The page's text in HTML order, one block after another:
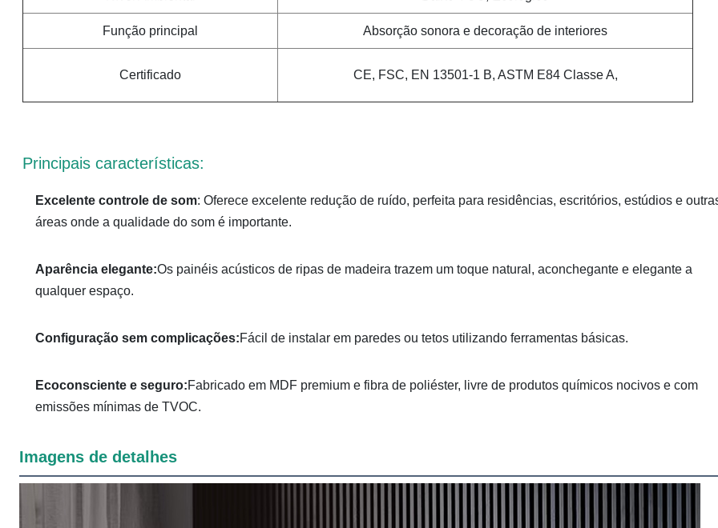
Função principal Absorção sonora e decoração de interiores
Certificado CE, FSC, EN 13501-1 B, ASTM E84 Classe A,
Principais características:
Excelente controle de som: Oferece excelente redução de ruído, perfeita para residências, escritórios, estúdios e
áreas onde a qualidade do som é importante.
Aparência elegante:Os painéis acústicos de ripas de madeira trazem um toque natural, aconchegante e elegante a
qualquer espaço.
Configuração sem complicações:Fácil de instalar em paredes ou tetos utilizando ferramentas básicas.
Ecoconsciente e seguro:Fabricado em MDF premium e fibra de poliéster, livre de produtos químicos nocivos e com
emissões mínimas de TVOC.
Imagens de detalhes